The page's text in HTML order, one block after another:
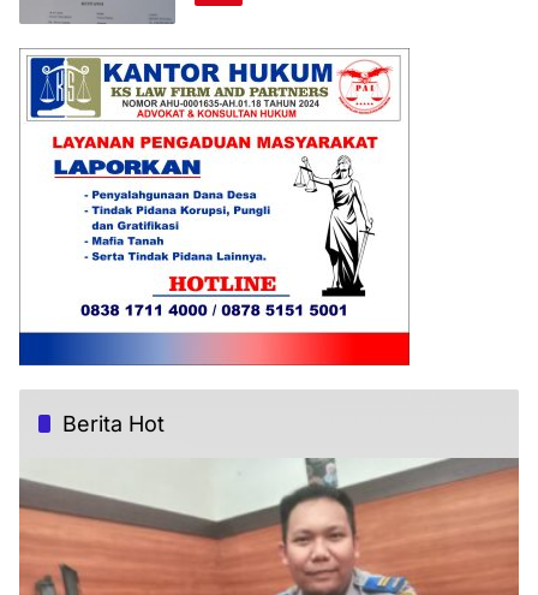
Berita Hot